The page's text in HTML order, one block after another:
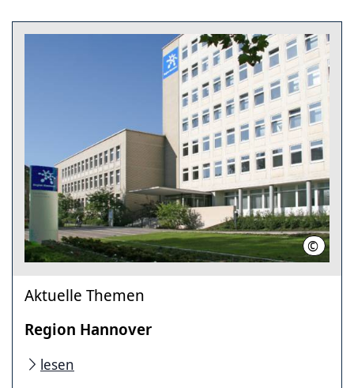
© Stahl,
Aktuelle Themen
Region Hannover
lesen